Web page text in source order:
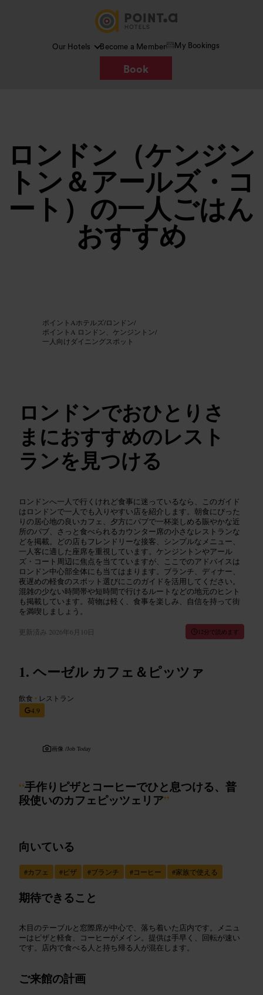
Our Hotels Become a Member My Bookings
Book
ロンドン（ケンジン
トン＆アールズ・コ
ート）の一人ごはん
おすすめ
ポイントAホテルズ/ロンドン/
ポイントA ロンドン、ケンジントン/
一人向けダイニングスポット
ロンドンでおひとりさ
まにおすすめのレスト
ランを見つける
ロンドンへ一人で行くけれど食事に迷っているなら、このガイド
はロンドンで一人でも入りやすい店を紹介します。朝食にぴった
りの居心地の良いカフェ、夕方にパブで一杯楽しめる賑やかな近
所のパブ、さっと食べられるカウンター席の小さなレストランな
どを掲載。どの店もフレンドリーな接客、シンプルなメニュー、
一人客に適した座席を重視しています。ケンジントンやアール
ズ・コート周辺に焦点を当てていますが、ここでのアドバイスは
ロンドン中心部全体にも当てはまります。ブランチ、ディナー、
夜遅めの軽食のスポット選びにこのガイドを活用してください。
混雑の少ない時間帯や短時間で行けるルートなどの地元のヒント
も掲載しています。荷物は軽く、食事を楽しみ、自信を持って街
を満喫しましょう。
更新済み 2026年6月10日 12分で読めます
ヘーゼル カフェ＆ピッツァ
飲食 • レストラン
4.9
画像 /Job Today
“手作りピザとコーヒーでひと息つける、普
段使いのカフェピッツェリア”
向いている
#カフェ #ピザ #ブランチ #コーヒー #家族で使える
期待できること
木目のテーブルと窓際席が中心で、落ち着いた店内です。メニュ
ーはピザと軽食、コーヒーがメイン。提供は手早く、回転が速い
です。店内で食べる人と持ち帰る人が混在します。
ご来館の計画